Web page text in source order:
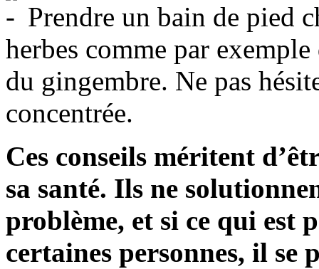
Prendre un bain de pied
herbes comme par
du gingembre. Ne pas
concentrée.
Ces conseils méritent
sa santé. Ils ne
problème, et si ce qui est
certaines personnes, il se